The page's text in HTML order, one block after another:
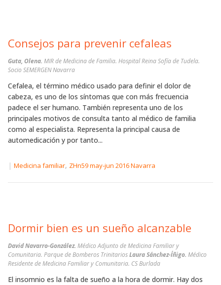
Consejos para prevenir cefaleas
Guta, Olena. MIR de Medicina de Familia. Hospital Reina Sofía de Tudela.
Socio SEMERGEN Navarra
Cefalea, el término médico usado para definir el dolor de
cabeza, es uno de los síntomas que con más frecuencia
padece el ser humano. También representa uno de los
principales motivos de consulta tanto al médico de familia
como al especialista. Representa la principal causa de
automedicación y por tanto...
| Medicina familiar, ZHn59 may-jun 2016 Navarra
Dormir bien es un sueño alcanzable
David Navarro-González. Médico Adjunto de Medicina Familiar y
Comunitaria. Parque de Bomberos TrinitariosLaura Sánchez-Íñigo. Médico
Residente de Medicina Familiar y Comunitaria. CS Burlada
El insomnio es la falta de sueño a la hora de dormir. Hay dos